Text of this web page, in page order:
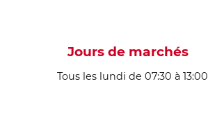
Jours de marchés
Tous les lundi de 07:30 à 13:00